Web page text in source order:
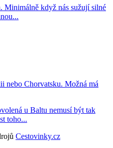
Minimálně když nás sužují silné
nebo Chorvatsku. Možná má
u Baltu nemusí být tak
toho...
Cestovinky.cz